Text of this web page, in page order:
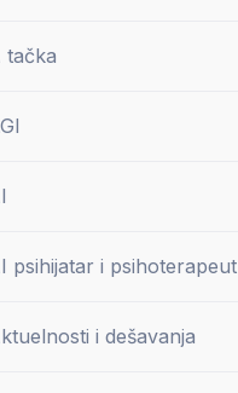
tačka
psihijatar i psihoterapeut
i dešavanja